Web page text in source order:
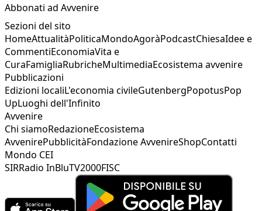
Abbonati ad Avvenire
Sezioni del sito
HomeAttualitàPoliticaMondoAgoràPodcastChiesaIdee e
CommentiEconomiaVita e
CuraFamigliaRubricheMultimediaEcosistema avvenire
Pubblicazioni
Edizioni localiL'economia civileGutenbergPopotusPop
UpLuoghi dell'Infinito
Avvenire
Chi siamoRedazioneEcosistema
AvvenirePubblicitàFondazione AvvenireShopContatti
Mondo CEI
SIRRadio InBluTV2000FISC